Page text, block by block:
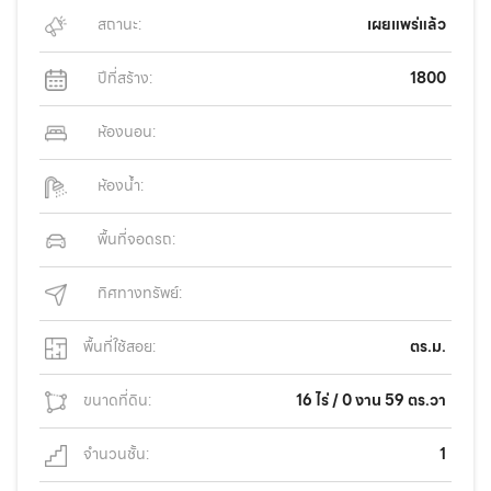
สถานะ: เผยแพร่แล้ว
ปีที่สร้าง: 1800
ห้องนอน:
ห้องน้ำ:
พื้นที่จอดรถ:
ทิศทางทรัพย์:
พื้นที่ใช้สอย: ตร.ม.
ขนาดที่ดิน: 16 ไร่ / 0 งาน 59 ตร.วา
จำนวนชั้น: 1